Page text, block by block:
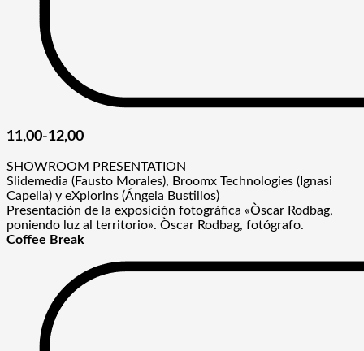
11,00-12,00
SHOWROOM PRESENTATION
Slidemedia (Fausto Morales), Broomx Technologies (Ignasi
Capella) y eXplorins (Ángela Bustillos)
Presentación de la exposición fotográfica «Òscar Rodbag,
poniendo luz al territorio». Òscar Rodbag, fotógrafo.
Coffee Break